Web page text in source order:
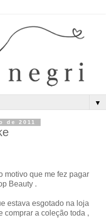
▼
de 2011
motivo que me fez pagar
Beauty .
estava esgotado na loja
comprar a coleção toda ,